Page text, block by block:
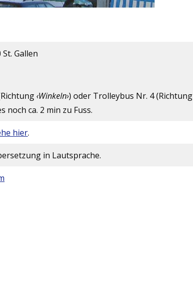
Gallen
‹Winkeln›) oder Trolleybus Nr. 4 (Richtung
noch ca. 2 min zu Fuss.
hier.
in Lautsprache.